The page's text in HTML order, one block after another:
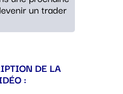
un trader
DE LA
: